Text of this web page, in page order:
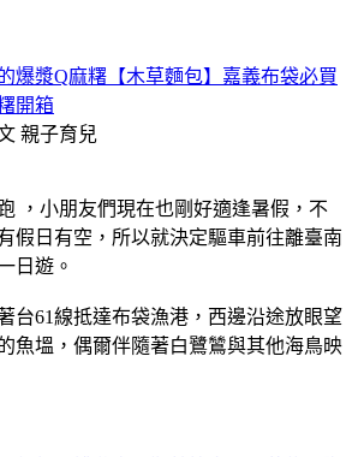
爆漿Q麻糬【木草麵包】嘉義布袋必買
開箱
親子育兒
，小朋友們現在也剛好適逢暑假，不
假日有空，所以就決定驅車前往離臺南
日遊。
台61線抵達布袋漁港，西邊沿途放眼望
魚塭，偶爾伴隨著白鷺鷥與其他海鳥映